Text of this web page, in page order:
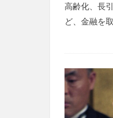
高齢化、長
ど、金融を